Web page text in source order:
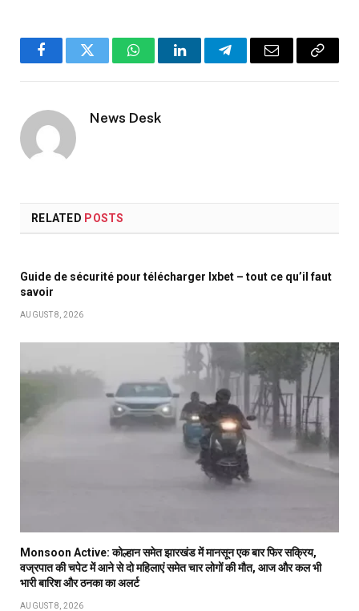
FacebookTwitter WhatsAppLinkedInTelegramEmail
Copy
News Desk
RELATED POSTS
Guide de sécurité pour télécharger Ixbet – tout ce qu’il faut
savoir
AUGUST 8, 2026
Monsoon Active: कोल्हान समेत झारखंड में मानसून एक बार फिर सक्रिय,
वज्रपात की चपेट में आने से दो महिलाएं समेत चार लोगों की मौत, आज और कल भी
भारी बारिश और ठनका का अलर्ट
AUGUST 8, 2026